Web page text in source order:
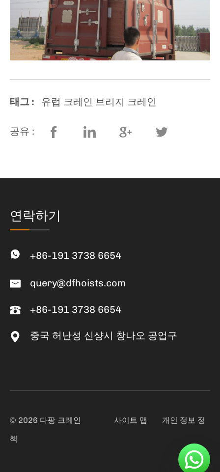
태그 : 유럽 크레인 브리지 크레인
공유 :
연락하기
+86-191 3738 6654
query@dfhoists.com
+86-191 3738 6654
중국 허난성 신샹시 창나오 공업구
© 2026 다팡 크레인 사이트 맵
개인 정보 정
책